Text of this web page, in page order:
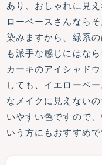
あり、おしゃれに見
ローベースさんなら
染みますから、緑系
も派手な感じにはな
カーキのアイシャド
しても、イエローベ
なメイクに見えない
いやすい色ですので
いう方にもおすすめで